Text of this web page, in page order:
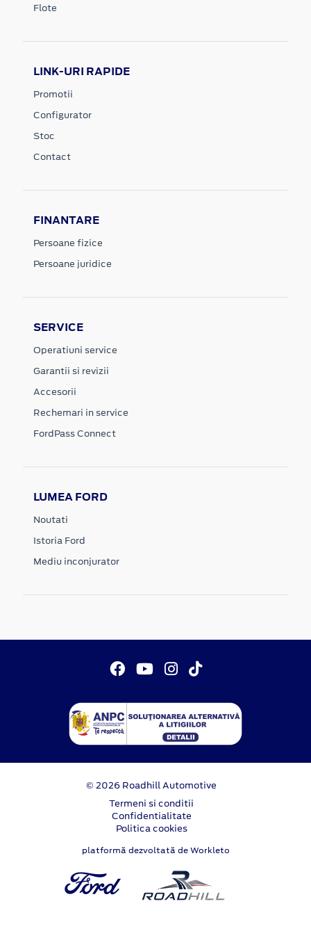
Flote
LINK-URI RAPIDE
Promotii
Configurator
Stoc
Contact
FINANTARE
Persoane fizice
Persoane juridice
SERVICE
Operatiuni service
Garantii si revizii
Accesorii
Rechemari in service
FordPass Connect
LUMEA FORD
Noutati
Istoria Ford
Mediu inconjurator
© 2026 Roadhill Automotive
Termeni si conditii
Confidentialitate
Politica cookies
platformă dezvoltată de Workleto